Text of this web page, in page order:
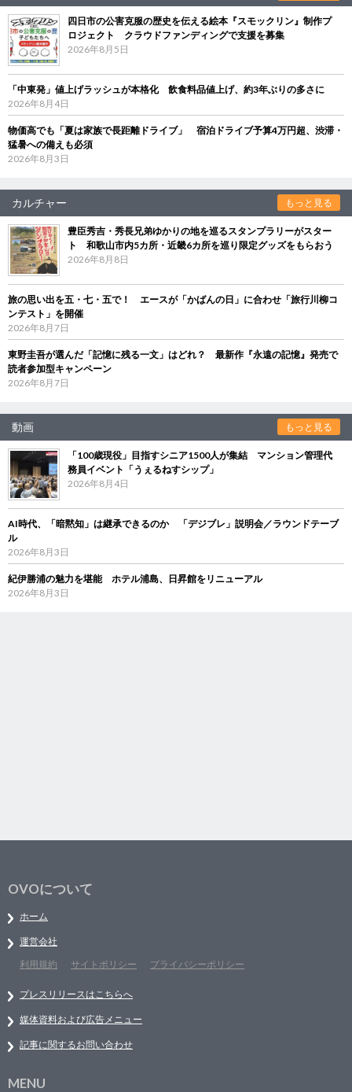
四日市の公害克服の歴史を伝える絵本『スモックリン』制作プ
ロジェクト クラウドファンディングで支援を募集
2026年8月5日
「中東発」値上げラッシュが本格化 飲食料品値上げ、約3年ぶりの多さに
2026年8月4日
物価高でも「夏は家族で長距離ドライブ」 宿泊ドライブ予算4万円超、渋滞・
猛暑への備えも必須
2026年8月3日
カルチャー もっと見る
豊臣秀吉・秀長兄弟ゆかりの地を巡るスタンプラリーがスター
ト 和歌山市内5カ所・近畿6カ所を巡り限定グッズをもらおう
2026年8月8日
旅の思い出を五・七・五で！ エースが「かばんの日」に合わせ「旅行川柳コ
ンテスト」を開催
2026年8月7日
東野圭吾が選んだ「記憶に残る一文」はどれ？ 最新作『永遠の記憶』発売で
読者参加型キャンペーン
2026年8月7日
動画 もっと見る
「100歳現役」目指すシニア1500人が集結 マンション管理代
務員イベント「うぇるねすシップ」
2026年8月4日
AI時代、「暗黙知」は継承できるのか 「デジブレ」説明会／ラウンドテーブ
ル
2026年8月3日
紀伊勝浦の魅力を堪能 ホテル浦島、日昇館をリニューアル
2026年8月3日
OVOについて
ホーム
運営会社
利用規約
サイトポリシー プライバシーポリシー
プレスリリースはこちらへ
媒体資料および広告メニュー
記事に関するお問い合わせ
MENU